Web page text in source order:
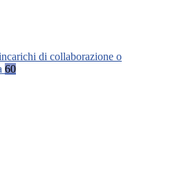
di collaborazione o
60